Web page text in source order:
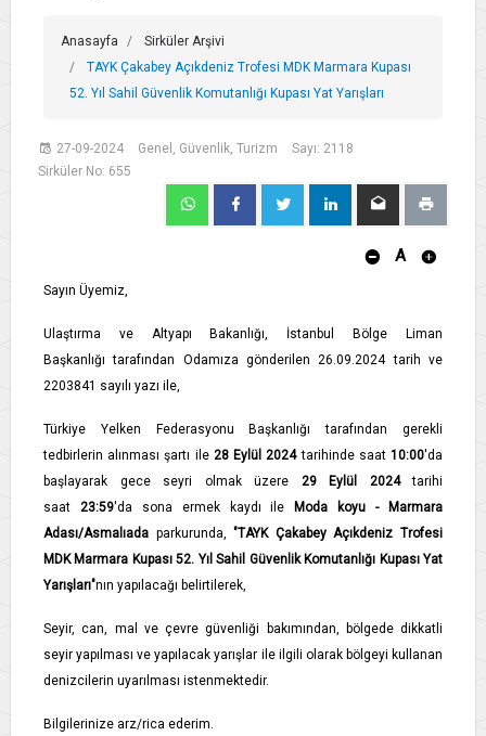
Anasayfa
Sirküler Arşivi
TAYK Çakabey Açıkdeniz Trofesi MDK Marmara Kupası
52. Yıl Sahil Güvenlik Komutanlığı Kupası Yat Yarışları
27-09-2024 Genel, Güvenlik, Turizm
Sayı: 2118
Sirküler No: 655
A
Sayın Üyemiz,
Ulaştırma ve Altyapı Bakanlığı, İstanbul Bölge Liman
Başkanlığı tarafından Odamıza gönderilen 26.09.2024 tarih ve
2203841 sayılı yazı ile,
Türkiye Yelken Federasyonu Başkanlığı tarafından gerekli
tedbirlerin alınması şartı ile 28 Eylül 2024tarihinde saat10:00'da
başlayarak gece seyri olmak üzere
29 Eylül 2024tarihi
saat 23:59'da sona ermek kaydı ile Moda koyu - Marmara
Adası/Asmalıada parkurunda,"TAYK Çakabey Açıkdeniz Trofesi
MDK Marmara Kupası 52. Yıl Sahil Güvenlik Komutanlığı Kupası Yat
Yarışları"nın yapılacağı belirtilerek,
Seyir, can, mal ve çevre güvenliği bakımından, bölgede dikkatli
seyir yapılması ve yapılacak yarışlar ile ilgili olarak bölgeyi kullanan
denizcilerin uyarılması istenmektedir.
Bilgilerinize arz/rica ederim.